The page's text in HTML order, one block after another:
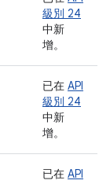
級別 24
中新
增。
已在 API
級別 24
中新
增。
已在 API